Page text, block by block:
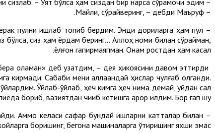
– Майли, сўрайверинг, – дебди Маъруф.
пулни ишлаб топиб бердим. Энди дориларга ҳам пул
бўлса, сиз ҳам ёрдам беринг... Aллоҳ номи билан сўрайман,
ёлғон гапирмаяпман. Онам ростдан ҳам касал.
оламан» деб узатдим, – дея ҳикоясини давом эттирди
кирмади. Сабаби мени аллақандай ҳислар чулғаб олганди.
Ўйлаб-ўйлаб, ҳеч кимга ҳеч нима демай, уйдан сал
бориб, вазиятдан чиқиб кетишга қарор қилдим. Бор гап шу.
Аммо келаси сафар бундай ишларни катталар билан
боришинг, бегона машиналарга ўтиришинг яхши эмас...